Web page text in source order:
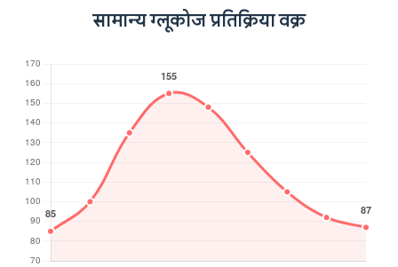
सामान्य ग्लूकोज प्रतिक्रिया वक्र